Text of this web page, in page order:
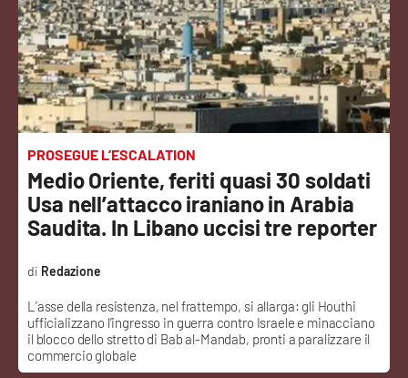
Sanità
Sport
Cultura
Podcast
Meteo
VIDEO
Ambiente
PROSEGUE L’ESCALATION
Medio Oriente, feriti quasi 30 soldati
Usa nell’attacco iraniano in Arabia
Saudita. In Libano uccisi tre reporter
L’asse della resistenza, nel frattempo, si allarga: gli Houthi
ufficializzano l’ingresso in guerra contro Israele e minacciano
il blocco dello stretto di Bab al-Mandab, pronti a paralizzare il
commercio globale
Redazione